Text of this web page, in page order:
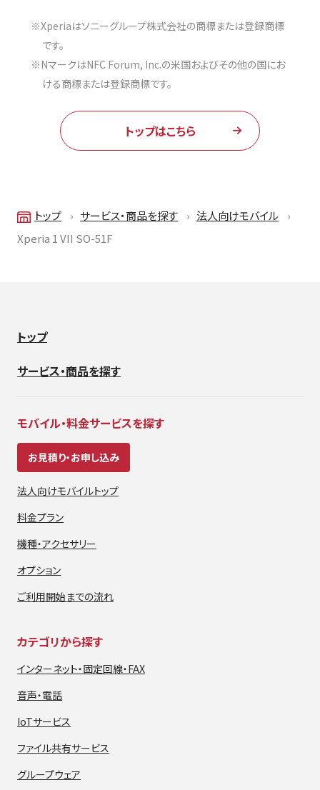
※Xperiaはソニーグループ株式会社の商標または登録商標
です。
※NマークはNFC Forum, Inc.の米国およびその他の国にお
ける商標または登録商標です。
トップはこちら
トップ サービス・商品を探す
法人向けモバイル
Xperia 1 VII SO-51F
トップ
サービス・商品を探す
モバイル・料金サービスを探す
お見積り・お申し込み
法人向けモバイルトップ
料金プラン
機種・アクセサリー
オプション
ご利用開始までの流れ
カテゴリから探す
インターネット・固定回線・FAX
音声・電話
IoTサービス
ファイル共有サービス
グループウェア